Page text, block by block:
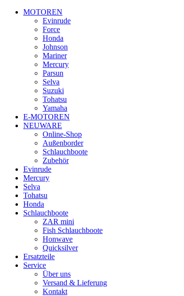
MOTOREN
Evinrude
Force
Honda
Johnson
Mariner
Mercury
Parsun
Selva
Suzuki
Tohatsu
Yamaha
E-MOTOREN
NEUWARE
Online-Shop
Außenborder
Schlauchboote
Zubehör
Evinrude
Mercury
Selva
Tohatsu
Honda
Schlauchboote
ZAR mini
Fish Schlauchboote
Honwave
Quicksilver
Ersatzteile
Service
Über uns
Versand & Lieferung
Kontakt